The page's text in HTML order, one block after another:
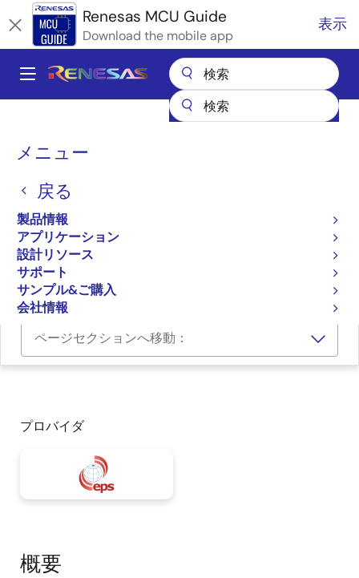
イ
ン
Renesas MCU Guide
Download the mobile app
表示
Main
メニュー
戻る
製品情報
アプリケーション
設計リソース
サポート
サンプル&ご購入
会社情報
パ
く
ず
マイクロコントローラとマイクロプロセッサ
Renesas RX Partner エコシステムソリューション
EPS Global セキュアプロビジョニング (RX MCUs)
EPS Global セキュアプロ
ビジョニング (RX MCUs)
EPS Global セキュアプロビジョニング (RX MCUs)
ページセクションへ移動：
プロバイダ
概要